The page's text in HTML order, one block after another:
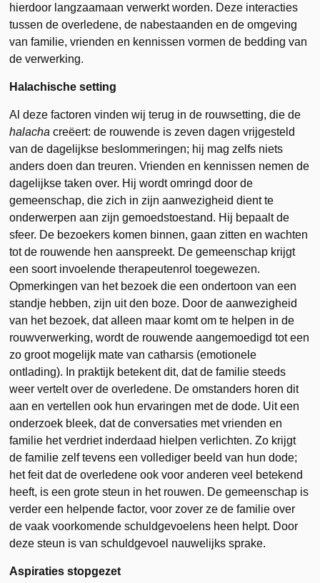
hierdoor langzaamaan verwerkt worden. Deze interacties
tussen de overledene, de nabestaanden en de omgeving
van familie, vrienden en kennissen vormen de bedding van
de verwerking.
Halachische setting
Al deze factoren vinden wij terug in de rouwsetting, die de
halacha creëert: de rouwende is zeven dagen vrijgesteld
van de dagelijkse beslommeringen; hij mag zelfs niets
anders doen dan treuren. Vrienden en kennissen nemen de
dagelijkse taken over. Hij wordt omringd door de
gemeenschap, die zich in zijn aanwezig­heid dient te
onderwerpen aan zijn gemoedstoestand. Hij bepaalt de
sfeer. De bezoekers komen binnen, gaan zitten en wachten
tot de rouwende hen aanspreekt. De gemeenschap krijgt
een soort invoelende therapeutenrol toegewezen.
Opmerkingen van het bezoek die een ondertoon van een
standje hebben, zijn uit den boze. Door de aanwezigheid
van het bezoek, dat alleen maar komt om te helpen in de
rouwverwerking, wordt de rouwende aangemoe­digd tot een
zo groot mogelijk mate van catharsis (emotionele
ontlading). In praktijk betekent dit, dat de familie steeds
weer vertelt over de overledene. De omstanders horen dit
aan en vertellen ook hun ervaringen met de dode. Uit een
onderzoek bleek, dat de conversaties met vrienden en
familie het verdriet inderdaad hielpen verlichten. Zo krijgt
de familie zelf tevens een vollediger beeld van hun dode;
het feit dat de overledene ook voor anderen veel betekend
heeft, is een grote steun in het rouwen. De gemeenschap is
verder een helpende factor, voor zover ze de familie over
de vaak voorkomende schuldgevoelens heen helpt. Door
deze steun is van schuldgevoel nauwelijks sprake.
Aspiraties stopgezet